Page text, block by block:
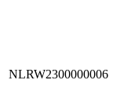
NLRW2300000006